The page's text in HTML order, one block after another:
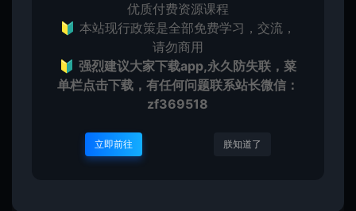
创优邦，12年风雨同舟，欢迎您一起缔造！
上一篇：
下一篇：
优质付费资源课程
🔰 本站现行政策是全部免费学习，交流，
请勿商用
🔰强烈建议大家下载app,永久防失联，菜
单栏点击下载，有任何问题联系站长微信：
zf369518
立即前往 朕知道了